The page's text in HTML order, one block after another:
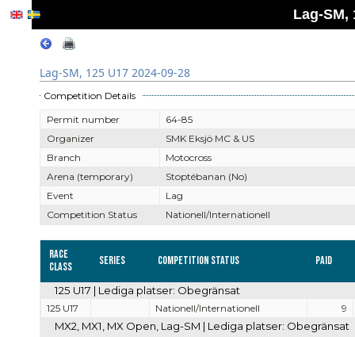
Lag-SM,
Lag-SM, 125 U17 2024-09-28
Competition Details
Permit number
64-85
Organizer
SMK Eksjö MC & US
Branch
Motocross
Arena (temporary)
Stoptébanan (No)
Event
Lag
Competition Status
Nationell/Internationell
Race
Class
Series Competition Status Paid
125 U17 | Lediga platser: Obegränsat
125 U17 Nationell/Internationell 9
MX2, MX1, MX Open, Lag-SM | Lediga platser: Obegränsat